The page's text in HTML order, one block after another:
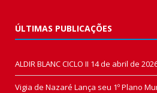
ÚLTIMAS PUBLICAÇÕES
ALDIR BLANC CICLO II 14 de abril de
Vigia de Nazaré Lança seu 1º Plano